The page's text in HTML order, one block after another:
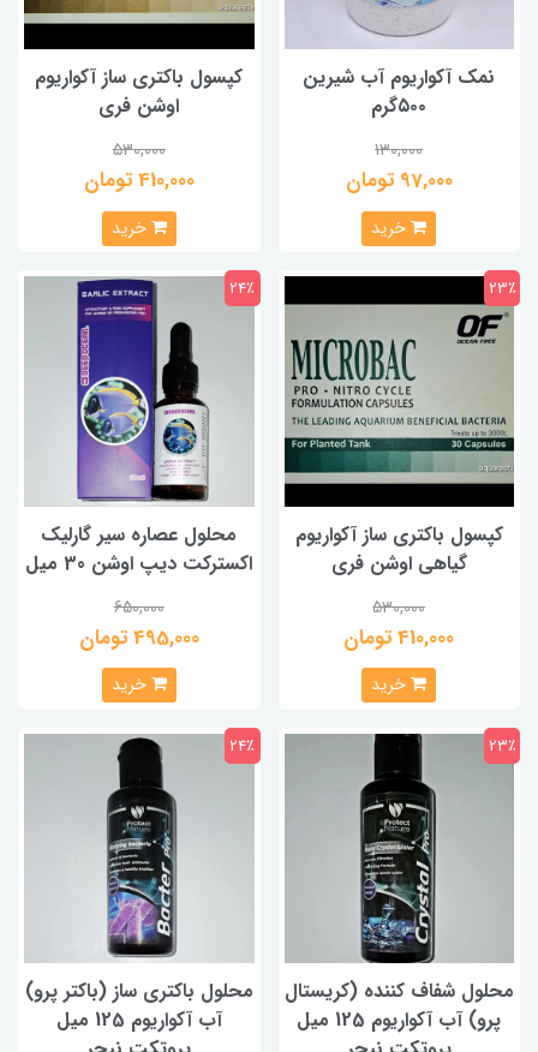
نمک آکواریوم آب شیرین
۵۰۰گرم
130,000
97,000 تومان
خرید
کپسول باکتری ساز آکواریوم
اوشن فری
530,000
410,000 تومان
خرید
کپسول باکتری ساز آکواریوم
گیاهی اوشن فری
530,000
410,000 تومان
23٪
خرید
محلول عصاره سیر گارلیک
اکسترکت دیپ اوشن 30 میل
650,000
495,000 تومان
24٪
خرید
محلول شفاف کننده (کریستال
پرو) آب آکواریوم 125 میل
23٪
محلول باکتری ساز (باکتر پرو)
آب آکواریوم 125 میل
24٪